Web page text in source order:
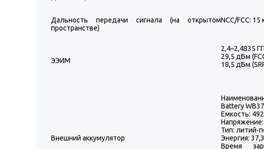
Дальность передачи сигнала (на открытом
пространстве)
NCC/FCC: 15
ЭЭИМ
2,4–2,4835
29,5 дБм
18,5 дБм
Внешний аккумулятор
Battery WB37
Емкость:
Напряжение:
Тип: литий-
Энергия:
Время